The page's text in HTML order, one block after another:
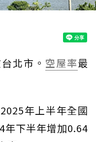
北市。 空屋率最
年上半年全國
年下半年增加0.64